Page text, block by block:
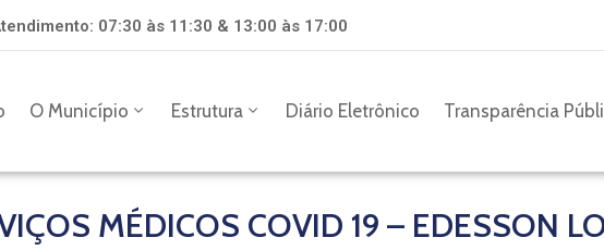
07:30 às 11:30 & 13:00 às 17:00
O Município Estrutura Diário Eletrônico Transparência
MÉDICOS COVID 19 – EDESSON